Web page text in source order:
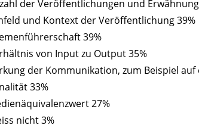
der Veröffentlichungen und
und Kontext der Veröffentlichung 39%
39%
von Input zu Output 35%
der Kommunikation, zum Beispiel auf
33%
27%
nicht 3%